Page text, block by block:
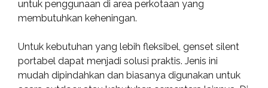
untuk penggunaan di area perkotaan yang
membutuhkan keheningan.
Untuk kebutuhan yang lebih fleksibel, genset silent
portabel dapat menjadi solusi praktis. Jenis ini
mudah dipindahkan dan biasanya digunakan untuk